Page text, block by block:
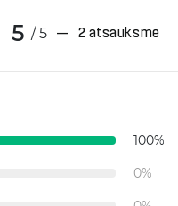
5 / 5 — 2 atsauksme
100%
0%